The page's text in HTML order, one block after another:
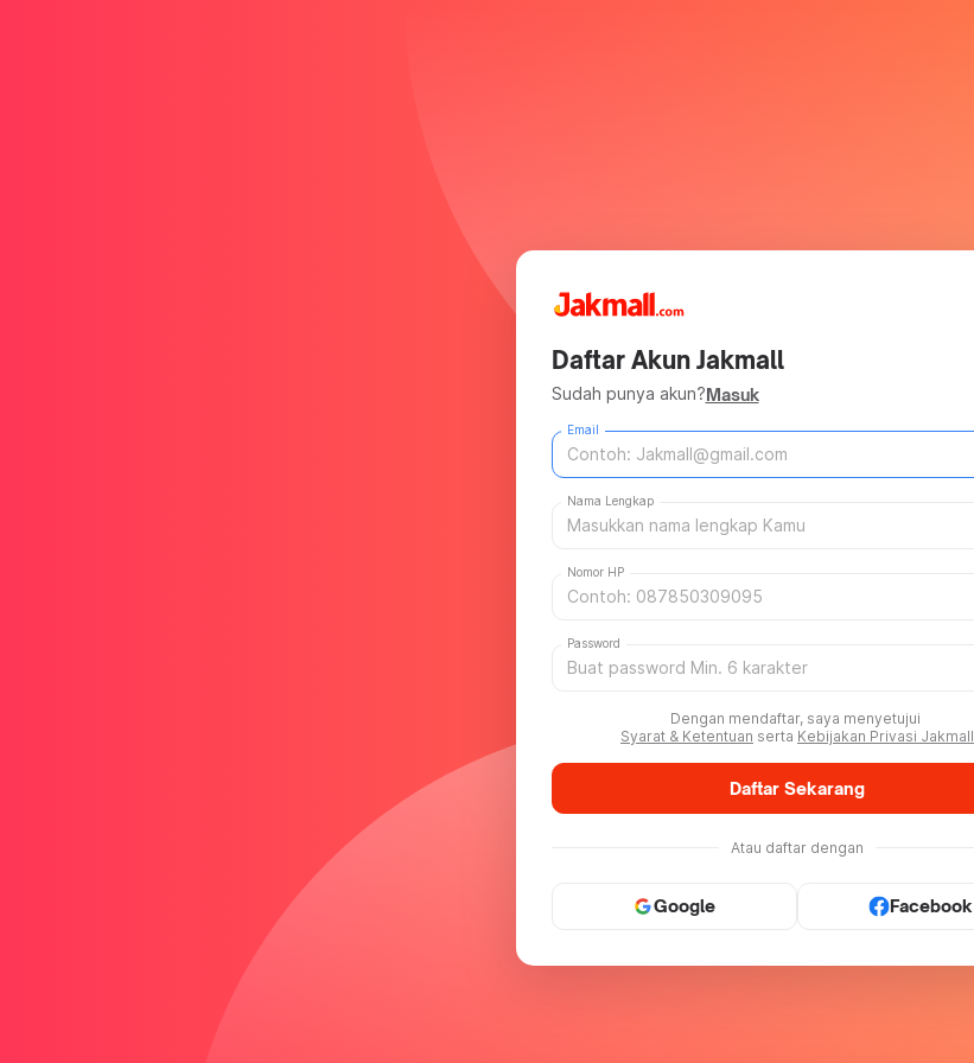
Daftar Akun Jakmall
Sudah punya akun?Masuk
Email
Nama Lengkap
Nomor HP
Password
Dengan mendaftar, saya menyetujui
Syarat & Ketentuan serta Kebijakan Privasi Jakmall
Daftar Sekarang
Atau daftar dengan
Google Facebook